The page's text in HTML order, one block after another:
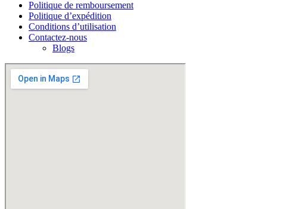
Politique de remboursement
Politique d’expédition
Conditions d’utilisation
Contactez-nous
Blogs